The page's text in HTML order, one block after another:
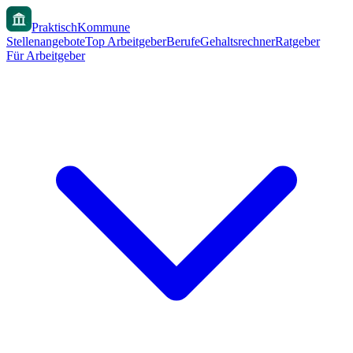
PraktischKommune
StellenangeboteTop ArbeitgeberBerufeGehaltsrechnerRatgeber
Für Arbeitgeber